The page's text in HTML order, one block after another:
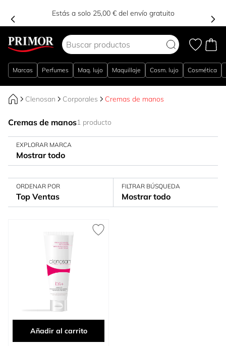
Estás a solo 25,00 € del envío gratuito
Marcas Perfumes Maq. lujo Maquillaje Cosm. lujo Cosmética
Clenosan Corporales Cremas de manos
Cremas de manos1 producto
EXPLORAR MARCA
Mostrar todo
ORDENAR POR
Top Ventas
FILTRAR BÚSQUEDA
Mostrar todo
Añadir al carrito